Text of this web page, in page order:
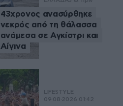
43χρονος ανασύρθηκε
νεκρός από τη θάλασσα
ανάμεσα σε Αγκίστρι και
Αίγινα
LIFESTYLE
09·08·2026 01:42